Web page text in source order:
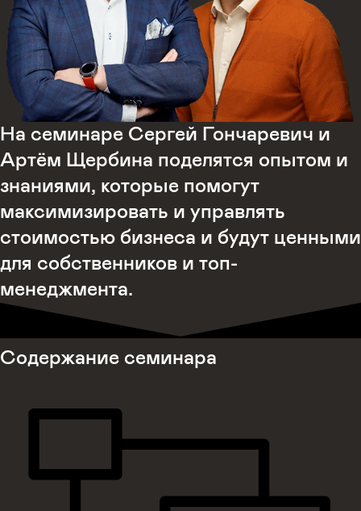
На семинаре Сергей Гончаревич и
Артём Щербина поделятся опытом и
знаниями, которые помогут
максимизировать и управлять
стоимостью бизнеса и будут ценными
для собственников и топ-
менеджмента.
Содержание семинара